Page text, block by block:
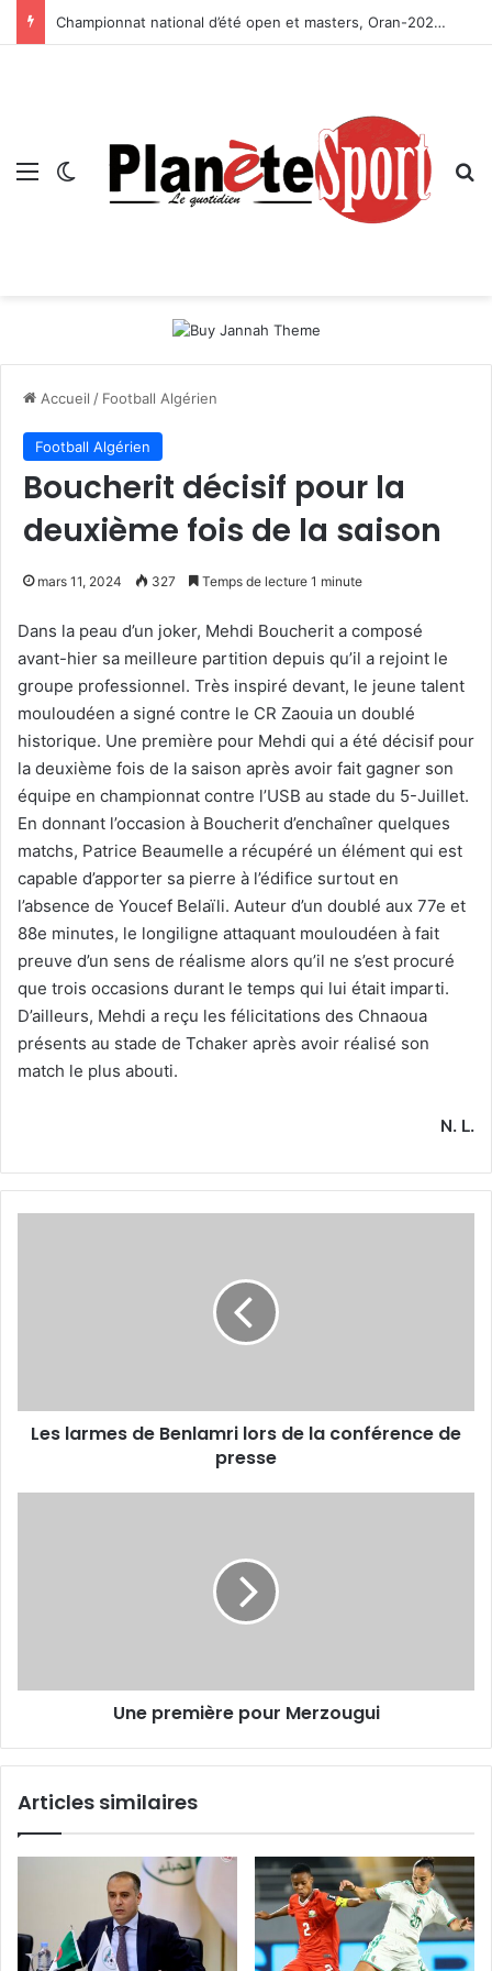
Championnat national d’été open et masters, Oran-2026 — Le CRB s’adjuge le titre
Menu Switch skin
Accueil / Football Algérien
Football Algérien
Boucherit décisif pour la
deuxième fois de la saison
mars 11, 2024 327 Temps de lecture 1 minute
Dans la peau d’un joker, Mehdi Boucherit a composé
avant-hier sa meilleure partition depuis qu’il a rejoint le
groupe professionnel. Très inspiré devant, le jeune talent
mouloudéen a signé contre le CR Zaouia un doublé
historique. Une première pour Mehdi qui a été décisif pour
la deuxième fois de la saison après avoir fait gagner son
équipe en championnat contre l’USB au stade du 5-Juillet.
En donnant l’occasion à Boucherit d’enchaîner quelques
matchs, Patrice Beaumelle a récupéré un élément qui est
capable d’apporter sa pierre à l’édifice surtout en
l’absence de Youcef Belaïli. Auteur d’un doublé aux 77e et
88e minutes, le longiligne attaquant mouloudéen à fait
preuve d’un sens de réalisme alors qu’il ne s’est procuré
que trois occasions durant le temps qui lui était imparti.
D’ailleurs, Mehdi a reçu les félicitations des Chnaoua
présents au stade de Tchaker après avoir réalisé son
match le plus abouti.
N. L.
de
presse
Les larmes de Benlamri lors de la conférence de
presse
Une première pour Merzougui
Articles similaires